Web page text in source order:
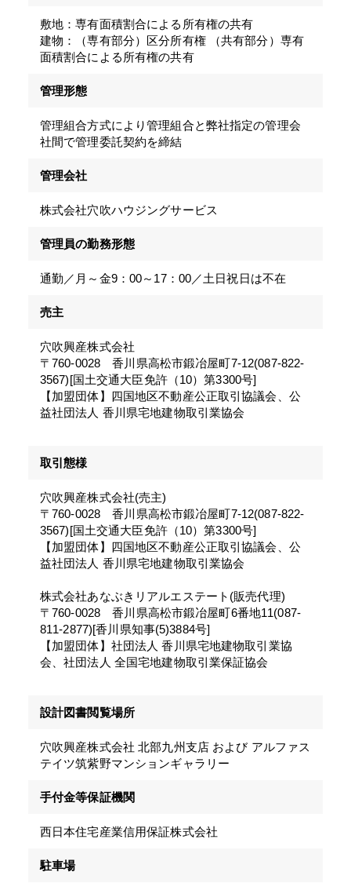
敷地：専有面積割合による所有権の共有
建物：（専有部分）区分所有権 （共有部分）専有
面積割合による所有権の共有
管理形態
管理組合方式により管理組合と弊社指定の管理会
社間で管理委託契約を締結
管理会社
株式会社穴吹ハウジングサービス
管理員の勤務形態
通勤／月～金9：00～17：00／土日祝日は不在
売主
穴吹興産株式会社
〒760-0028 香川県高松市鍛冶屋町7-12(087-822-
3567)[国土交通大臣免許（10）第3300号]
【加盟団体】四国地区不動産公正取引協議会、公
益社団法人 香川県宅地建物取引業協会
取引態様
穴吹興産株式会社(売主)
〒760-0028 香川県高松市鍛冶屋町7-12(087-822-
3567)[国土交通大臣免許（10）第3300号]
【加盟団体】四国地区不動産公正取引協議会、公
益社団法人 香川県宅地建物取引業協会
株式会社あなぶきリアルエステート(販売代理)
〒760-0028 香川県高松市鍛冶屋町6番地11(087-
811-2877)[香川県知事(5)3884号]
【加盟団体】社団法人 香川県宅地建物取引業協
会、社団法人 全国宅地建物取引業保証協会
設計図書閲覧場所
穴吹興産株式会社 北部九州支店 および アルファス
テイツ筑紫野マンションギャラリー
手付金等保証機関
西日本住宅産業信用保証株式会社
駐車場